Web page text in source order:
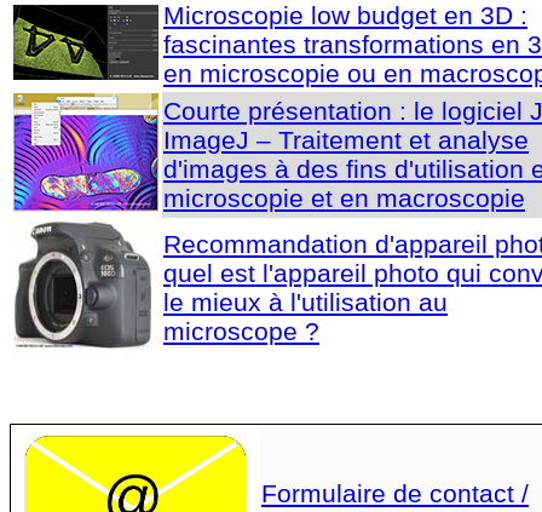
Microscopie low budget en 3D :
fascinantes transformations en
en microscopie ou en
Courte présentation : le logiciel
ImageJ – Traitement et analyse
d'images à des fins d'utilisation
microscopie et en macroscopie
Recommandation d'appareil
quel est l'appareil photo qui
le mieux à l'utilisation au
microscope ?
Formulaire de contact /